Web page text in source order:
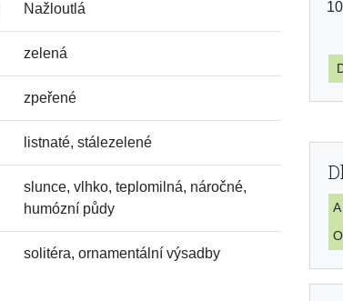
Nažloutlá
zelená
zpeřené
listnaté, stálezelené
slunce, vlhko, teplomilná, náročné,
humózní půdy
solitéra, ornamentální výsadby
A
O